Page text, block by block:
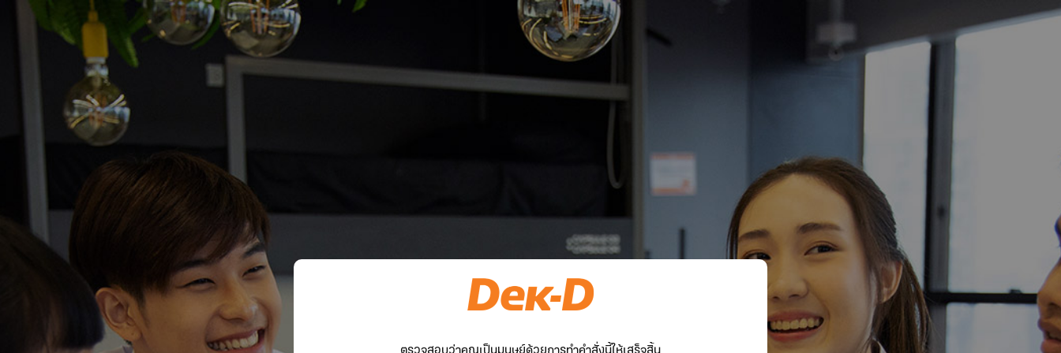
ตรวจสอบว่าคุณเป็นมนุษย์ด้วยการทำคำสั่งนี้ให้เสร็จสิ้น